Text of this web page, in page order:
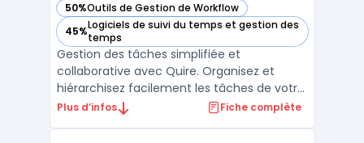
50%Outils de Gestion de Workflow
— voir Quire dans cette catégorie
45%Logiciels de suivi du temps et gestion des
temps
— voir Quire dans cette catégorie
Gestion des tâches simplifiée et
collaborative avec Quire. Organisez et
hiérarchisez facilement les tâches de votre
projet entre plusieurs équipes en temps
Plus d’infos Fiche complète